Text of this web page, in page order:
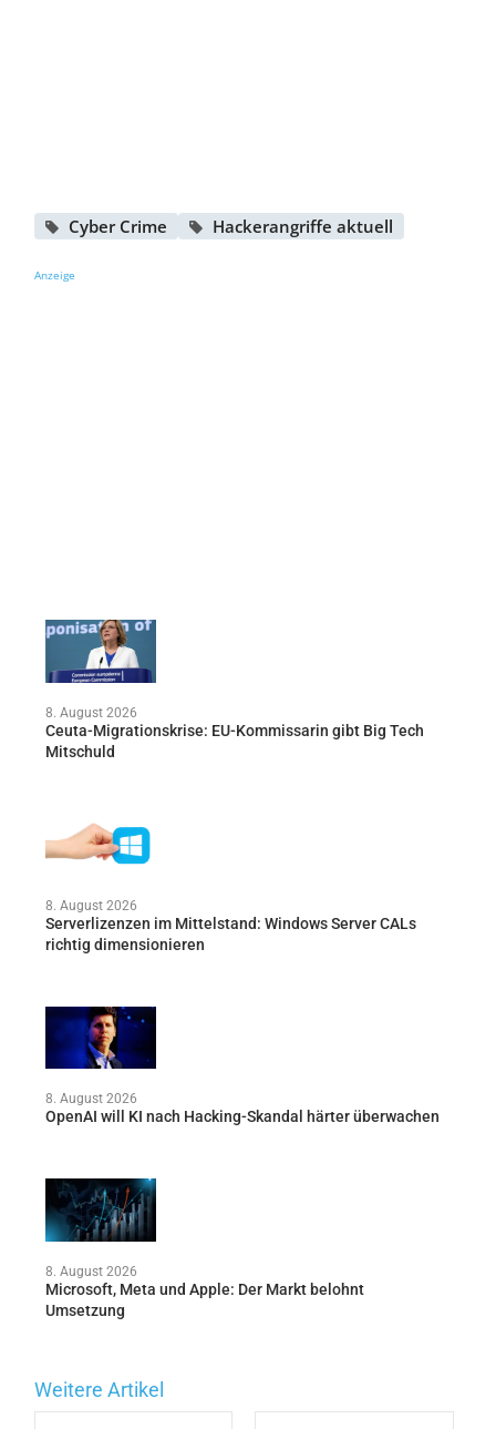
Cyber Crime Hackerangriffe aktuell
Anzeige
8. August 2026
Ceuta-Migrationskrise: EU-Kommissarin gibt Big Tech
Mitschuld
8. August 2026
Serverlizenzen im Mittelstand: Windows Server CALs
richtig dimensionieren
8. August 2026
OpenAI will KI nach Hacking-Skandal härter überwachen
8. August 2026
Microsoft, Meta und Apple: Der Markt belohnt
Umsetzung
Weitere Artikel